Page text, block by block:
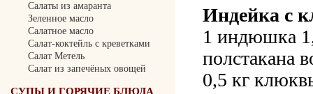
Салаты из амаранта
Зеленное масло
Салатное масло
Салат-коктейль с креветками
Салат Метель
Салат из запечёных овощей
СУПЫ И ГОРЯЧИЕ БЛЮДА
Индейка с
1 индюшка
полстакана
0,5 кг